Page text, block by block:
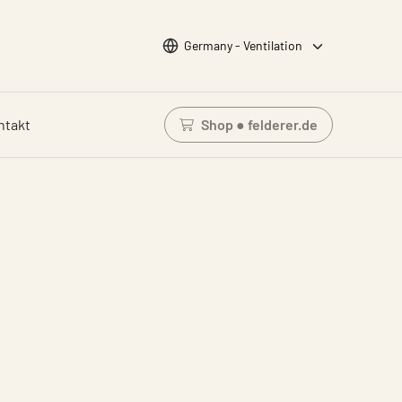
Wähle Sprache
Germany - Ventilation
Shop ● felderer.de
Einloggen um den